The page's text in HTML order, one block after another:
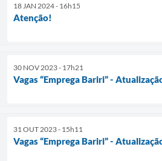
18 JAN 2024 - 16h15
Atenção!
30 NOV 2023 - 17h21
Vagas “Emprega Bariri” -
31 OUT 2023 - 15h11
Vagas “Emprega Bariri” -